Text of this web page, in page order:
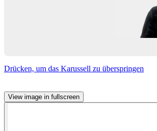
Drücken, um das Karussell zu überspringen
View image in fullscreen